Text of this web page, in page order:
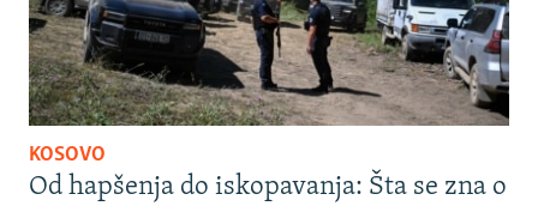
KOSOVO
Od hapšenja do iskopavanja: Šta se zna o